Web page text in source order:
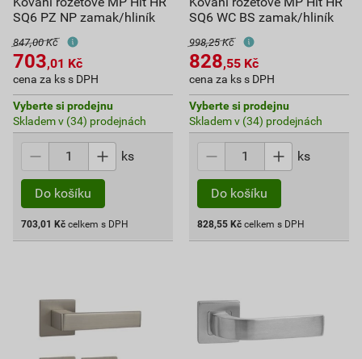
SQ6 PZ NP zamak/hliník
847,00 Kč
703,01 Kč
cena za ks s DPH
Vyberte si prodejnu
Skladem v (34) prodejnách
ks
Do košíku
703,01 Kč celkem s DPH
SQ6 WC BS zamak/hliník
998,25 Kč
828,55 Kč
cena za ks s DPH
Vyberte si prodejnu
Skladem v (34) prodejnách
ks
Do košíku
828,55 Kč celkem s DPH